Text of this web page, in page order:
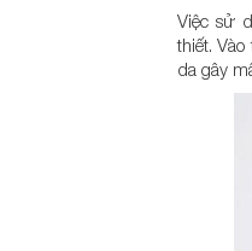
Việc sử
thiết.
da gây